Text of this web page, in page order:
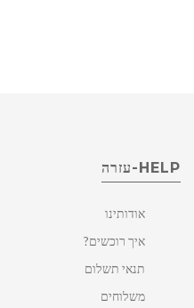
HELP-עזרה
אודותינו
איך רוכשים?
תנאי תשלום
משלוחים